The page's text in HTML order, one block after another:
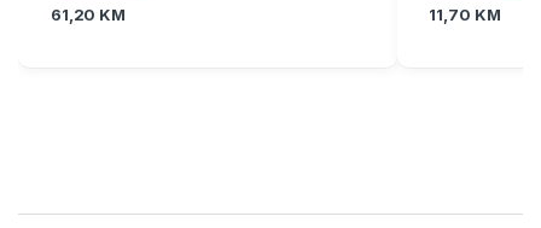
61,20 KM 11,70 KM